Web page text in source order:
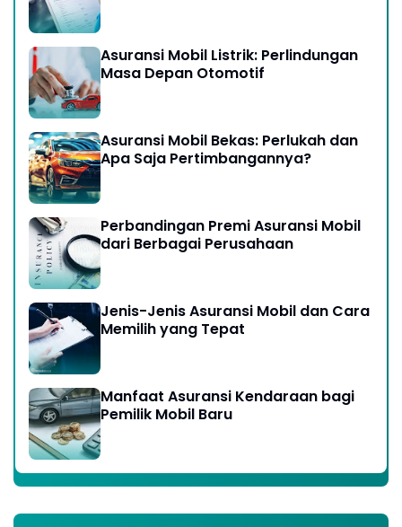
Asuransi Mobil Listrik: Perlindungan
Masa Depan Otomotif
Asuransi Mobil Bekas: Perlukah dan
Apa Saja Pertimbangannya?
Perbandingan Premi Asuransi Mobil
dari Berbagai Perusahaan
Jenis-Jenis Asuransi Mobil dan Cara
Memilih yang Tepat
Manfaat Asuransi Kendaraan bagi
Pemilik Mobil Baru